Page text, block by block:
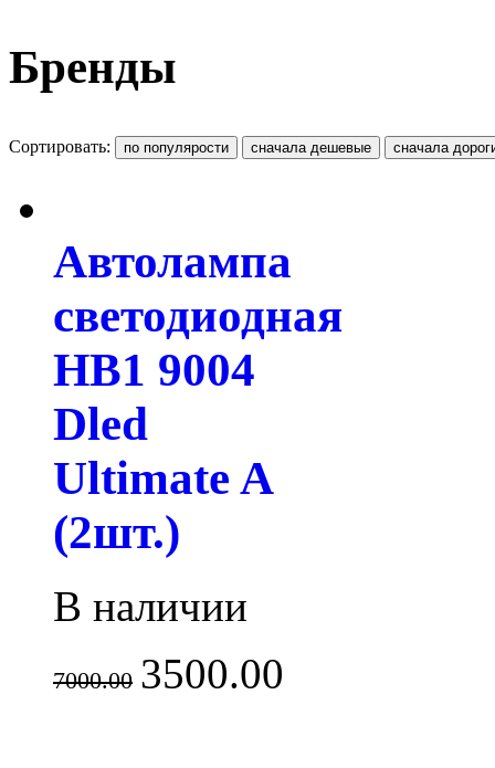
Бренды
Сортировать:
Автолампа
светодиодная
HB1 9004
Dled
Ultimate A
(2шт.)
В наличии
7000.00 3500.00